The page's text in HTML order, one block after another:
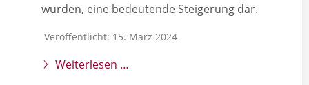
wurden, eine bedeutende Steigerung dar.
Veröffentlicht: 15. März 2024
Weiterlesen …